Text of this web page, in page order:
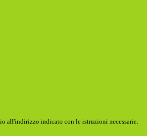
all'indirizzo indicato con le istruzioni necessarie.